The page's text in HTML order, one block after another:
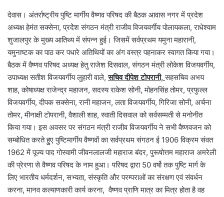
देवास। अंतर्राष्ट्रीय पुष्टि मार्गीय वैष्णव परिषद की बैठक आवास नगर में प्रदेश
अध्यक्ष हेमंत सक्सेना, प्रदेेश संगठन मंत्री राजीव विजयवर्गीय पोलायकला, राधेश्याम
शुजालपुर के मुख्य आतिथ्य में संपन्न हुई। जिसमें सर्वप्रथम यमुना महारानी,
यमुनाष्टक का पाठ कर पधारे अतिथियों का अंग वस्त्र पहनाकर स्वागत किया गया।
बैठक में वैष्णव परिषद अध्यक्ष हेतु राजेश दिसवाल, संगठन मंत्री लोकेश विजयवर्गीय,
उपाध्यक्ष सतीश विजयवर्गीय लुहारी वाले,सचिव दीपेश टोपरानी,सहसचिव अभय
शाह, कोषाध्यक्ष राजेन्द्र महाजन, सदस्य राकेश सोनी, मोहनसिंह तोमर, प्रफुल्ल
विजयवर्गीय, दीपक सक्सेना, रानी महाजन, लता विजयवर्गीय, गिरिजा सोनी, अर्चना
तोमर, मीनाक्षी टोपरानी, वैशाली शाह, स्वाती दिसवाल को सर्वसम्मती से मनोनीत
किया गया। इस अवसर पर संगठन मंत्री राजीव विजयवर्गीय ने सभी वैष्णवजन को
सम्बोधित करते हुुए पुष्टिमार्गीय वैष्णवों का सर्वप्रथम संगठन ई 1906 विक्रम संवत
1962 में पूज्य पाद गोस्वामी जीवनलालजी महाराज बंदर, पुरूषोत्तम महाराज अमरेली
की प्रेरणा से वैष्णव परिषद के नाम हुआ। परिषद द्वारा 50 वर्षो तक पुष्टि मार्ग के
लिए भारतीय धर्मदर्शन, सभ्यता, संस्कृति और परम्पराओं का संरक्षण एवं संवर्धन
करना, मानव कल्याणकारी कार्य करना, वैष्णव प्राणि मात्र का मित्र होता है वह